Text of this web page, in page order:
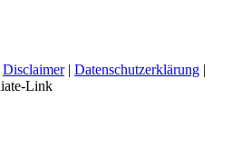
Disclaimer| Datenschutzerklärung |
Link